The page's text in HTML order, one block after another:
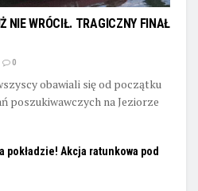
NIE WRÓCIŁ. TRAGICZNY FINAŁ
0
obawiali się od początku
poszukiwawczych na Jeziorze
pokładzie! Akcja ratunkowa pod